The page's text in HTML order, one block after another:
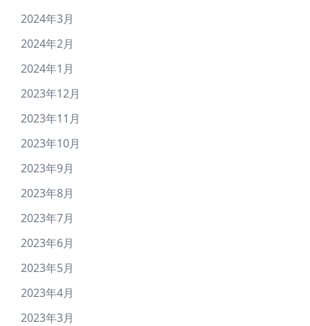
2024年3月
2024年2月
2024年1月
2023年12月
2023年11月
2023年10月
2023年9月
2023年8月
2023年7月
2023年6月
2023年5月
2023年4月
2023年3月